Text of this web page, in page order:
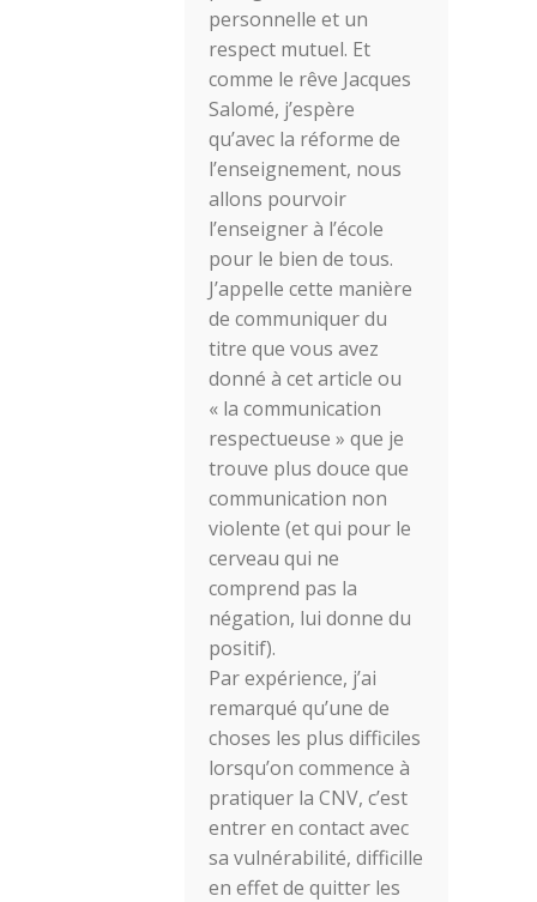
personnelle et un
respect mutuel. Et
comme le rêve Jacques
Salomé, j’espère
qu’avec la réforme de
l’enseignement, nous
allons pourvoir
l’enseigner à l’école
pour le bien de tous.
J’appelle cette manière
de communiquer du
titre que vous avez
donné à cet article ou
« la communication
respectueuse » que je
trouve plus douce que
communication non
violente (et qui pour le
cerveau qui ne
comprend pas la
négation, lui donne du
positif).
Par expérience, j’ai
remarqué qu’une de
choses les plus difficiles
lorsqu’on commence à
pratiquer la CNV, c’est
entrer en contact avec
sa vulnérabilité, difficille
en effet de quitter les